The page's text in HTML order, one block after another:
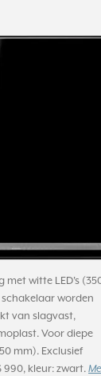
witte LED's
worden
van slagvast,
Voor diepe
mm). Exclusief
990, kleur: zwart.